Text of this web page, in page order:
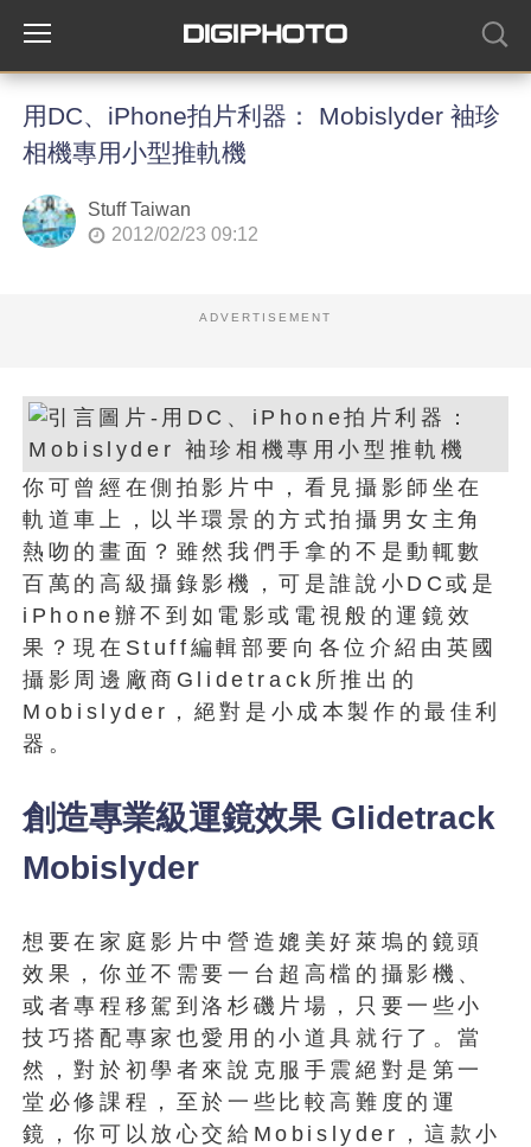
用DC、iPhone拍片利器： Mobislyder 袖珍
相機專用小型推軌機
Stuff Taiwan
2012/02/23 09:12
ADVERTISEMENT
你可曾經在側拍影片中，看見攝影師坐在
軌道車上，以半環景的方式拍攝男女主角
熱吻的畫面？雖然我們手拿的不是動輒數
百萬的高級攝錄影機，可是誰說小DC或是
iPhone辦不到如電影或電視般的運鏡效
果？現在Stuff編輯部要向各位介紹由英國
攝影周邊廠商Glidetrack所推出的
Mobislyder，絕對是小成本製作的最佳利
器。
創造專業級運鏡效果 Glidetrack
Mobislyder
想要在家庭影片中營造媲美好萊塢的鏡頭
效果，你並不需要一台超高檔的攝影機、
或者專程移駕到洛杉磯片場，只要一些小
技巧搭配專家也愛用的小道具就行了。當
然，對於初學者來說克服手震絕對是第一
堂必修課程，至於一些比較高難度的運
鏡，你可以放心交給Mobislyder，這款小